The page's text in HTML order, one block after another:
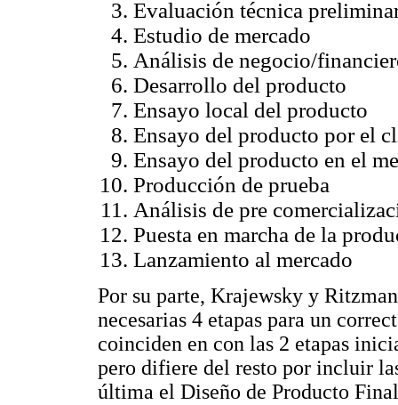
Evaluación técnica
Estudio de mercado
Análisis de negocio/
Desarrollo del producto
Ensayo local del producto
Ensayo del producto por el
Ensayo del producto en el
Producción de prueba
Análisis de pre
Puesta en marcha de la
Lanzamiento al mercado
Por su parte, Krajewsky y
necesarias 4 etapas para un
coinciden en con las 2 etapas
pero difiere del resto por incluir
última el Diseño de Producto